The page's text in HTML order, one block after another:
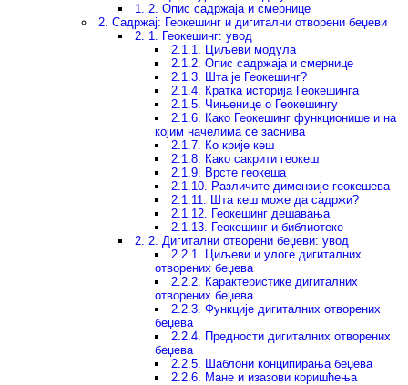
1. 2. Опис садржаја и смернице
2. Садржај: Геокешинг и дигитални отворени беџеви
2. 1. Геокешинг: увод
2.1.1. Циљеви модула
2.1.2. Опис садржаја и смернице
2.1.3. Шта је Геокешинг?
2.1.4. Кратка историја Геокешинга
2.1.5. Чињенице о Геокешингу
2.1.6. Како Геокешинг функционише и на
којим начелима се заснива
2.1.7. Ко крије кеш
2.1.8. Како сакрити геокеш
2.1.9. Врсте геокеша
2.1.10. Различите димензије геокешева
2.1.11. Шта кеш може да садржи?
2.1.12. Геокешинг дешавања
2.1.13. Геокешинг и библиотеке
2. 2. Дигитални отворени беџеви: увод
2.2.1. Циљеви и улоге дигиталних
отворених беџева
2.2.2. Карактеристике дигиталних
отворених беџева
2.2.3. Функције дигиталних отворених
беџева
2.2.4. Предности дигиталних отворених
беџева
2.2.5. Шаблони конципирања беџева
2.2.6. Мане и изазови коришћења